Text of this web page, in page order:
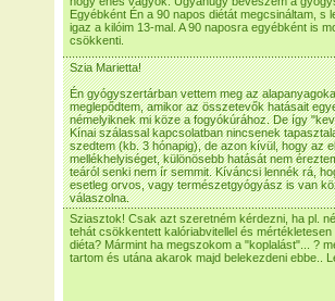
Egyébként Én a 90 napos diétát megcsináltam,
igaz a kilóim 13-mal. A 90 naposra egyébként is
csökkenti.
Szia Marietta!
Én gyógyszertárban vettem meg az
meglepődtem, amikor az összetevők hatásait
némelyiknek mi köze a fogyókúrához. De így
Kínai szálassal kapcsolatban nincsenek
szedtem (kb. 3 hónapig), de azon kívül, hogy az
mellékhelyiséget, különösebb hatását nem
teáról senki nem ír semmit. Kíváncsi lennék rá,
esetleg orvos, vagy természetgyógyász is van
válaszolna.
Sziasztok! Csak azt szeretném kérdezni, ha pl.
tehát csökkentett kalóriabvitellel és
diéta? Mármint ha megszokom a "koplalást"... ?
tartom és utána akarok majd belekezdeni ebbe..